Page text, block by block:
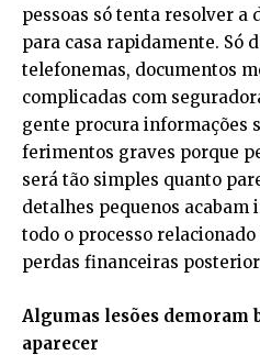
pessoas só tenta resolver
para casa rapidamente. Só
telefonemas, documentos
complicadas com
gente procura informações
ferimentos graves porque
será tão simples quanto
detalhes pequenos
todo o processo
perdas financeiras
Algumas lesões demoram
aparecer